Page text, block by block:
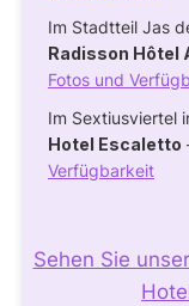
Im Stadtteil Jas
Radisson Hôtel
Fotos und
Im Sextiusviertel
Hotel Escaletto
Verfügbarkeit
Sehen Sie